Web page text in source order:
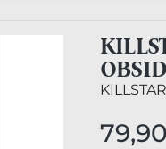
KILLSTAR